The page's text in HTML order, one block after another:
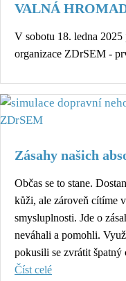
VALNÁ
V sobotu 18. ledna 2025
organizace ZDrSEM -
Zásahy našich
Občas se to stane.
kůži, ale zároveň cítíme
smysluplnosti. Jde o
neváhali a pomohli.
pokusili se zvrátit
Číst celé